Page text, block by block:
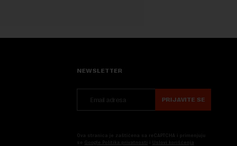
NEWSLETTER
PRIJAVITE SE
Ova stranica je zaštićena sa reCAPTCHA i primenjuju
se Google Politika privatnosti i Uslovi korišćenja